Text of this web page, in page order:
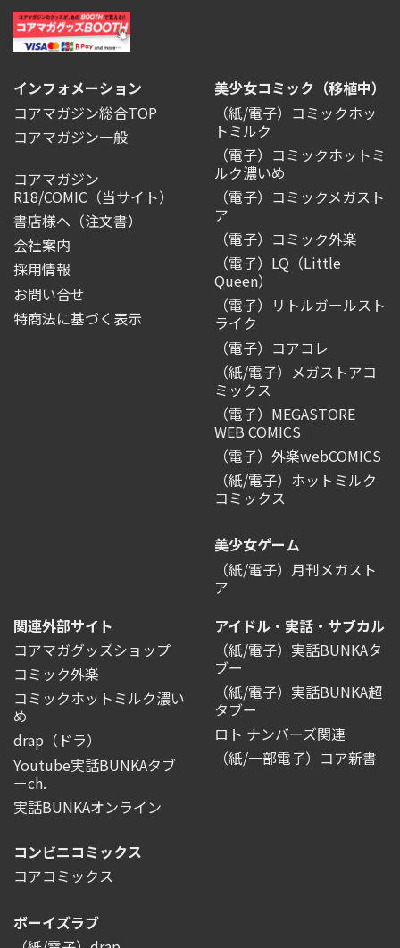
インフォメーション
コアマガジン総合TOP
コアマガジン一般
コアマガジン
R18/COMIC （当サイト）
書店様へ（注文書）
会社案内
採用情報
お問い合せ
特商法に基づく表示
美少女コミック（移植中）
（紙/電子）コミックホッ
トミルク
（電子）コミックホットミ
ルク濃いめ
（電子）コミックメガスト
ア
（電子）コミック外楽
（電子）LQ（Little
Queen）
（電子）リトルガールスト
ライク
（電子）コアコレ
（紙/電子）メガストアコ
ミックス
（電子）MEGASTORE
WEB COMICS
（電子）外楽webCOMICS
（紙/電子）ホットミルク
コミックス
美少女ゲーム
（紙/電子）月刊メガスト
ア
関連外部サイト
コアマガグッズショップ
コミック外楽
コミックホットミルク濃い
め
drap（ドラ）
Youtube実話BUNKAタブ
ーch.
実話BUNKAオンライン
アイドル・実話・サブカル
（紙/電子）実話BUNKAタ
ブー
（紙/電子）実話BUNKA超
タブー
ロト ナンバーズ関連
（紙/一部電子）コア新書
コンビニコミックス
コアコミックス
ボーイズラブ